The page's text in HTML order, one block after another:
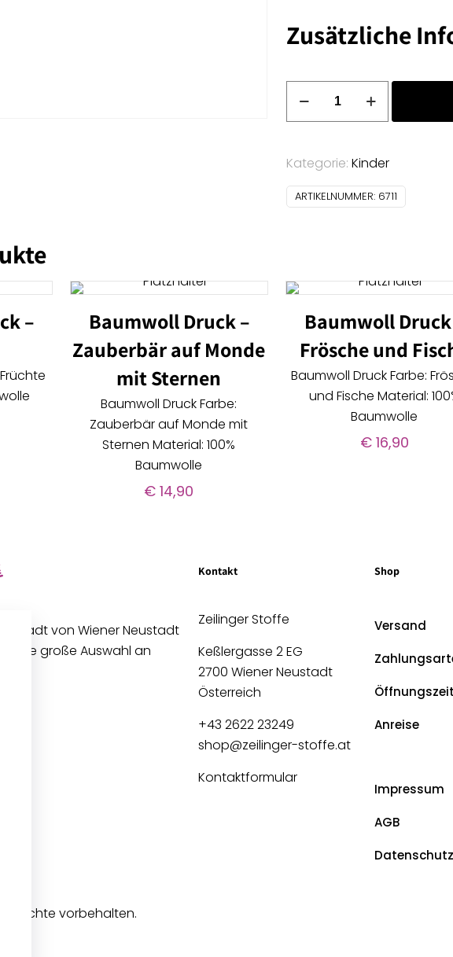
Zusätzliche
bunt
Menge
Kategorie: Kinder
ARTIKELNUMMER: 6711
–
Baumwoll Druck –
Zauberbär auf Monde
mit Sternen
Baumwoll Druck Farbe:
Zauberbär auf Monde mit
Sternen Material: 100%
Baumwolle
€ 14,90
Baumwoll
Frösche und
Baumwoll Druck Farbe:
und Fische Material:
Baumwolle
€16,90
von Wiener Neustadt
eine große Auswahl an
Kontakt
Zeilinger Stoffe
Keßlergasse 2 EG
2700 Wiener Neustadt
Österreich
+43 2622 23249
shop@zeilinger-stoffe.at
Kontaktformular
Shop
Versand
Anreise
Impressum
AGB
Datenschutz
Rechte vorbehalten.